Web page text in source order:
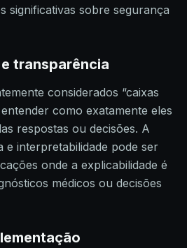
significativas sobre segurança
transparência
considerados “caixas
como exatamente eles
respostas ou decisões. A
e interpretabilidade pode ser
onde a explicabilidade é
médicos ou decisões